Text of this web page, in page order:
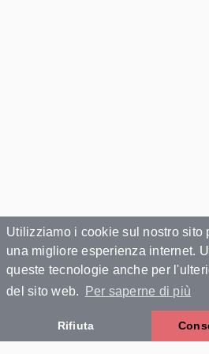
Utilizziamo i cookie sul nostro sito
una migliore esperienza internet.
queste tecnologie anche per
del sito web.
Per saperne di più
Rifiuta